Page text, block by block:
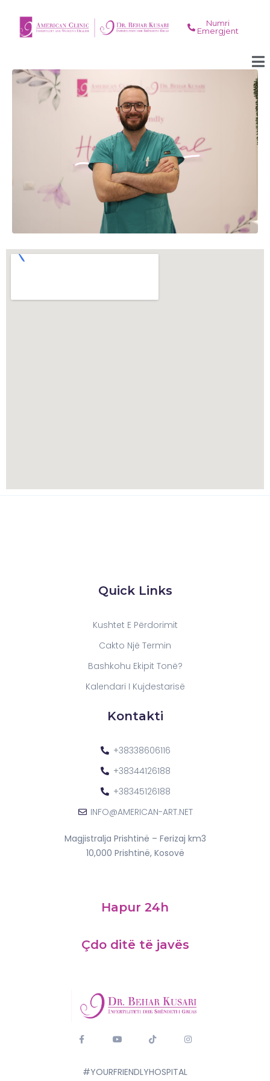
Numri
Emergjent
#YOURFRIENDLYHOSPITAL
Quick Links
Kushtet E Përdorimit
Cakto Një Termin
Bashkohu Ekipit Tonë?
Kalendari I Kujdestarisë
Kontakti
+38338606116
+38344126188
+38345126188
INFO@AMERICAN-ART.NET
Magjistralja Prishtinë – Ferizaj km3
10,000 Prishtinë, Kosovë
Hapur 24h
Çdo ditë të javës